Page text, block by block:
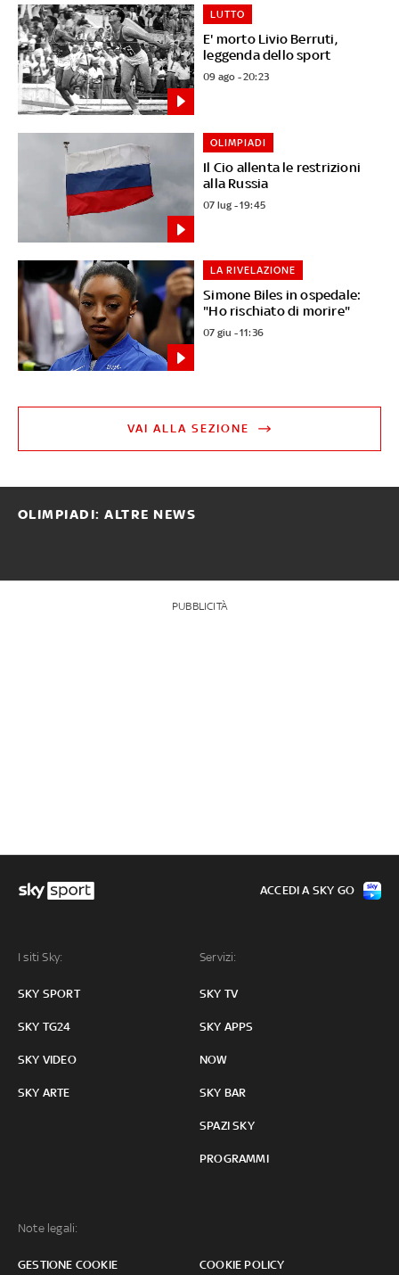
E' morto Livio Berruti,
leggenda dello sport
LUTTO
09 ago - 20:23
Il Cio allenta le restrizioni
alla Russia
OLIMPIADI
07 lug - 19:45
Simone Biles in ospedale:
"Ho rischiato di morire"
LA RIVELAZIONE
07 giu - 11:36
VAI ALLA SEZIONE
OLIMPIADI: ALTRE NEWS
PUBBLICITÀ
I siti Sky:
SKY SPORT
SKY TG24
SKY VIDEO
SKY ARTE
Servizi:
SKY TV
SKY APPS
NOW
SKY BAR
SPAZI SKY
PROGRAMMI
Note legali:
GESTIONE COOKIE COOKIE POLICY
ACCEDI A SKY GO